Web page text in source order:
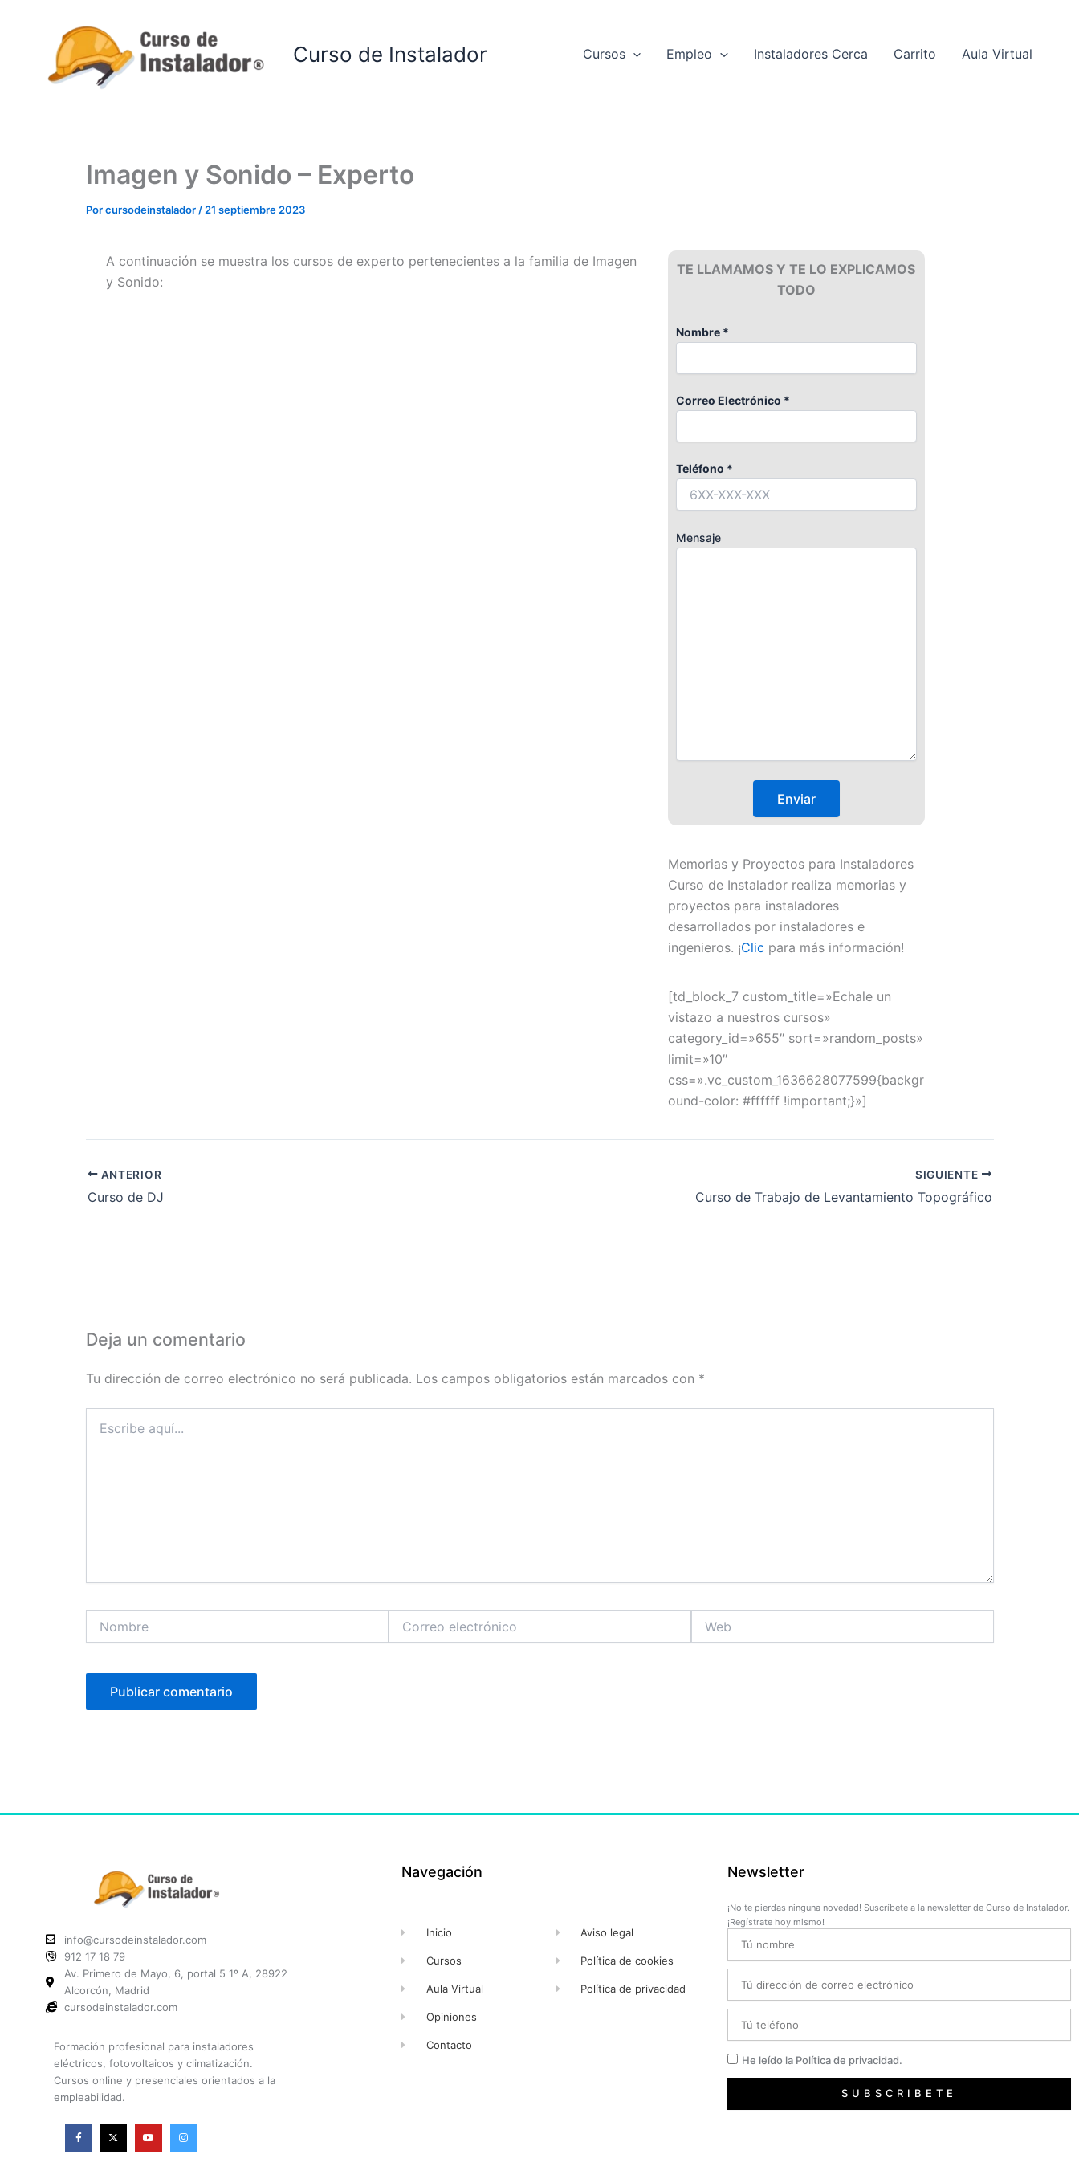
contenido
Curso de Instalador Cursos Empleo Instaladores Cerca Carrito Aula Virtual
Imagen y Sonido – Experto
Porcursodeinstalador/21 septiembre 2023
A continuación se muestra los cursos de experto pertenecientes a la familia de Imagen
y Sonido:
TE LLAMAMOS Y TE LO EXPLICAMOS
TODO
Nombre *
Correo Electrónico *
Teléfono *
Mensaje
Memorias y Proyectos para Instaladores
Curso de Instalador realiza memorias y
proyectos para instaladores
desarrollados por instaladores e
ingenieros. ¡Clic para más información!
[td_block_7 custom_title=»Echale un
vistazo a nuestros cursos»
category_id=»655″ sort=»random_posts»
limit=»10″
css=».vc_custom_1636628077599{backgr
ound-color: #ffffff !important;}»]
ANTERIOR
Curso de DJ
SIGUIENTE
Curso de Trabajo de Levantamiento Topográfico
Deja un comentario
Tu dirección de correo electrónico no será publicada. Los campos obligatorios están marcados con *
aquí...
electrónico
info@cursodeinstalador.com
912 17 18 79
Av. Primero de Mayo, 6, portal 5 1º A, 28922
Alcorcón, Madrid
cursodeinstalador.com
Formación profesional para instaladores
eléctricos, fotovoltaicos y climatización.
Cursos online y presenciales orientados a la
empleabilidad.
F
a
X
-
Y
o
I
n
Navegación
Inicio
Cursos
Aula Virtual
Opiniones
Contacto
Aviso legal
Política de cookies
Política de privacidad
Newsletter
¡No te pierdas ninguna novedad! Suscríbete a la newsletter de Curso de Instalador.
¡Regístrate hoy mismo!
Privacidad
He leído la Política de privacidad.
SUBSCRIBETE